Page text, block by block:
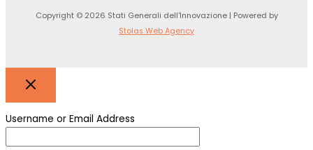
Copyright © 2026 Stati Generali dell'Innovazione | Powered by
Stolas Web Agency
Username or Email Address